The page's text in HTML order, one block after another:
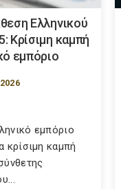
Ελληνικού
Κρίσιμη καμπή
εμπόριο
εμπόριο
κρίσιμη καμπή